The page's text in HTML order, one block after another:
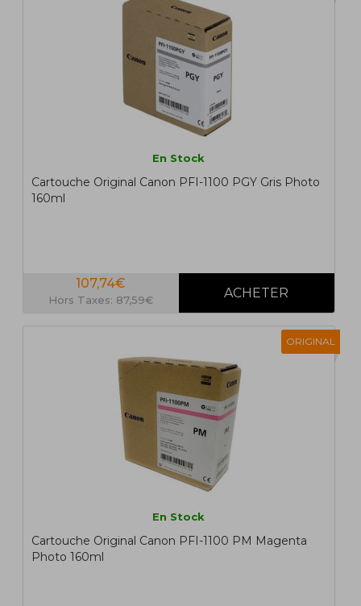
En Stock
Cartouche Original Canon PFI-1100 PGY Gris Photo
160ml
107,74€
Hors Taxes: 87,59€
ORIGINAL
En Stock
Cartouche Original Canon PFI-1100 PM Magenta
Photo 160ml